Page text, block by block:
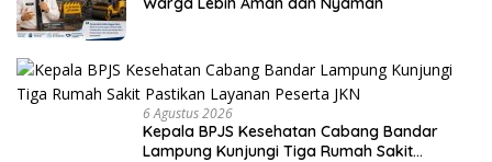
6 Agustus 2026
Kepala BPJS Kesehatan Cabang Bandar
Lampung Kunjungi Tiga Rumah Sakit